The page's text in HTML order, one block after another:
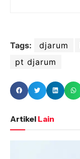
Tags: djarum
pt djarum
Artikel Lain